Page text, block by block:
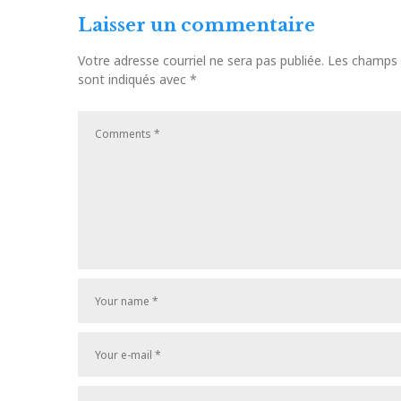
Laisser un commentaire
Votre adresse courriel ne sera pas publiée. Les
sont indiqués avec *